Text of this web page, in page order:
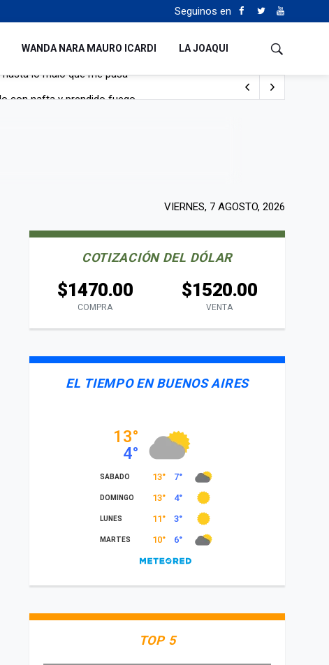
Seguinos en
WANDA NARA MAURO ICARDI LA JOAQUI
VIERNES, 7 AGOSTO, 2026
COTIZACIÓN DEL DÓLAR
$1470.00
COMPRA
$1520.00
VENTA
EL TIEMPO EN BUENOS AIRES
TOP 5